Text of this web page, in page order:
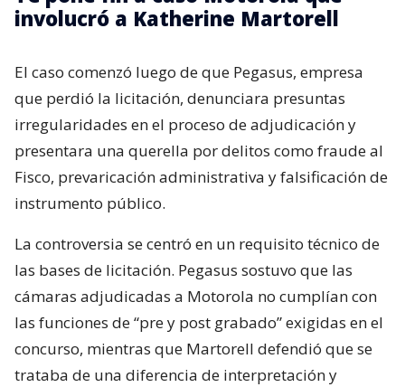
involucró a Katherine Martorell
El caso comenzó luego de que Pegasus, empresa
que perdió la licitación, denunciara presuntas
irregularidades en el proceso de adjudicación y
presentara una querella por delitos como fraude al
Fisco, prevaricación administrativa y falsificación de
instrumento público.
La controversia se centró en un requisito técnico de
las bases de licitación. Pegasus sostuvo que las
cámaras adjudicadas a Motorola no cumplían con
las funciones de “pre y post grabado” exigidas en el
concurso, mientras que Martorell defendió que se
trataba de una diferencia de interpretación y